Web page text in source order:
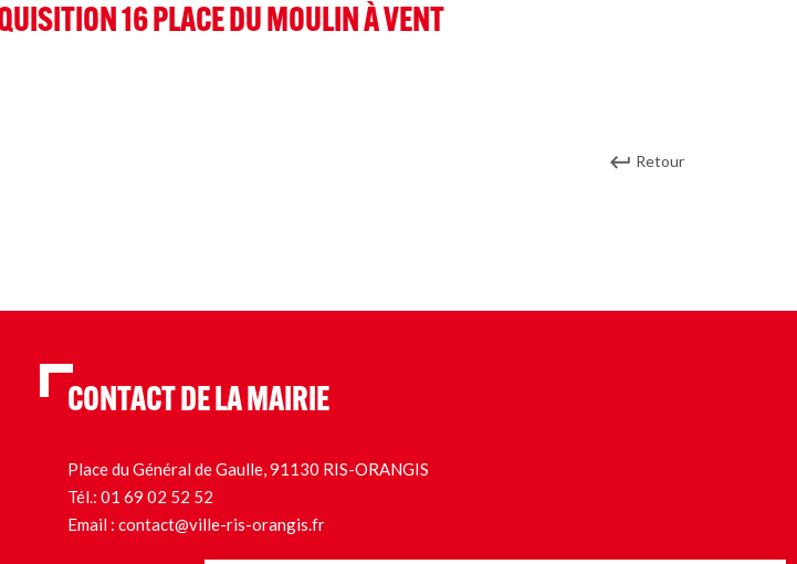
16 PLACE DU MOULIN À VENT
Retour
CONTACT DE LA MAIRIE
Place du Général de Gaulle, 91130 RIS-ORANGIS
Tél.: 01 69 02 52 52
Email : contact@ville-ris-orangis.fr